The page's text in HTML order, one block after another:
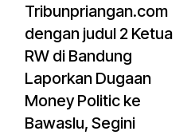
Tribunpriangan.com
dengan judul 2 Ketua
RW di Bandung
Laporkan Dugaan
Money Politic ke
Bawaslu, Segini